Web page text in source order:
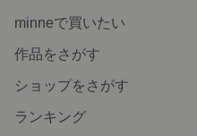
minneで買いたい
作品をさがす
ショップをさがす
ランキング